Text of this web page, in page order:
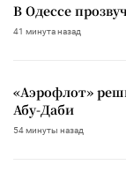
В Одессе
41 минута назад
«Аэрофлот»
Абу-Даби
54 минуты назад